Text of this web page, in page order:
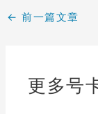
← 前一篇文章
更多号